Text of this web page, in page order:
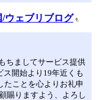
/ウェブリブログ
ちましてサービス提供
ス開始より19年近くも
たことを心よりお礼申
賜りますよう、よろし